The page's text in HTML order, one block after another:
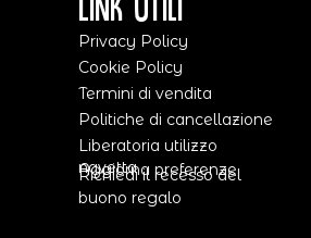
Privacy Policy
Cookie Policy
Termini di vendita
Politiche di cancellazione
Liberatoria utilizzo
navetta
Aggiorna preferenze
Richiedi il recesso del
buono regalo